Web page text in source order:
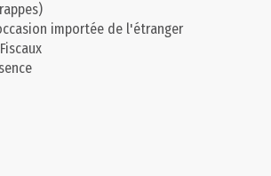
importée de l'étranger